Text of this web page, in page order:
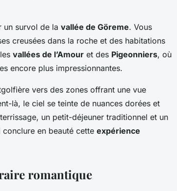
un survol de la vallée de Göreme. Vous
creusées dans la roche et des habitations
vallées de l’Amour et des Pigeonniers, où
encore plus impressionnantes.
vers des zones offrant une vue
là, le ciel se teinte de nuances dorées et
un petit-déjeuner traditionnel et un
en beauté cette expérience
romantique